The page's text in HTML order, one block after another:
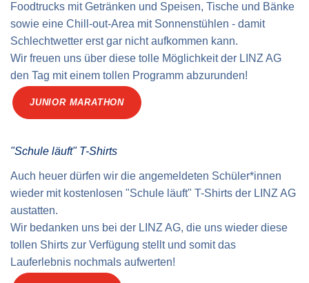
Foodtrucks mit Getränken und Speisen, Tische und Bänke
sowie eine Chill-out-Area mit Sonnenstühlen - damit
Schlechtwetter erst gar nicht aufkommen kann.
Wir freuen uns über diese tolle Möglichkeit der LINZ AG
den Tag mit einem tollen Programm abzurunden!
JUNIOR MARATHON
"Schule läuft" T-Shirts
Auch heuer dürfen wir die angemeldeten Schüler*innen
wieder mit kostenlosen "Schule läuft" T-Shirts der LINZ AG
austatten.
Wir bedanken uns bei der LINZ AG, die uns wieder diese
tollen Shirts zur Verfügung stellt und somit das
Lauferlebnis nochmals aufwerten!